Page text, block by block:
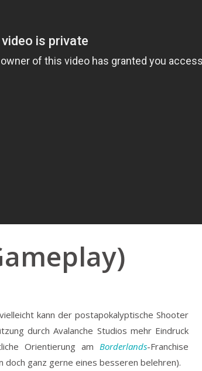
kann der postapokalyptische Shooter
durch Avalanche Studios mehr Eindruck
Orientierung am Borderlands-Franchise
ganz gerne eines besseren belehren).